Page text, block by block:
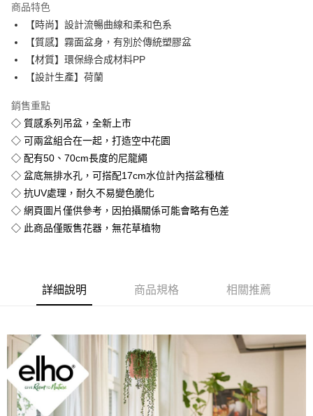
２．訂單成立數日內，您將收到繳費通知簡訊。
３．收到繳費通知簡訊後14天內，點擊此簡訊中的連結，可透過四大超商／
ATM／網路銀行／等多元方式進行付款，方視為交易完成。
※ 請注意：結帳手續完成當下不需立刻繳費，但若您需要取消訂單，請聯絡
購買商品的店家。未經商家同意取消之訂單仍視為有效，需透過AFTEE先享
後付繳納相關費用。
是否繳費成功／繳費後需取消欲退款等相關疑問，請聯繫「AFTEE先享後付
客戶支援中心」
【注意事項】
易，需依本服務之必要範圍內提供個人資料，並將交易相關給付款項請求債
權轉讓予恩沛科技股份有限公司。
２．關於個人資料處理事宜，請瀏覽以下網址：
https://aftee.tw/terms/#terms3
３．未成年的使用者請事先徵得法定代理人或監護人之同意方可使用
「AFTEE先享後付」，若未經同意申辦者引起之損失，本公司不負相關責
５．嚴禁一人註冊多個帳號或使用他人資訊註冊。若發現惡意使用之情形，
每筆NT$250，滿NT$2,000(含以上)免運費
商品特色
【時尚】設計流暢曲線和柔和色系
【質感】霧面盆身，有別於傳統塑膠盆
【材質】環保綠合成材料PP
【設計生產】荷蘭
銷售重點
◇ 質感系列吊盆，全新上市
◇ 可兩盆組合在一起，打造空中花園
◇ 配有50、70cm長度的尼龍繩
◇ 盆底無排水孔，可搭配17cm水位計內搭盆種植
◇ 抗UV處理，耐久不易變色脆化
◇ 網頁圖片僅供參考，因拍攝關係可能會略有色差
◇ 此商品僅販售花器，無花草植物
詳細說明 商品規格 相關推薦